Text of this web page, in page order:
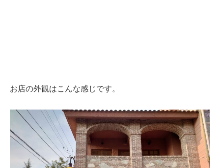
お店の外観はこんな感じです。